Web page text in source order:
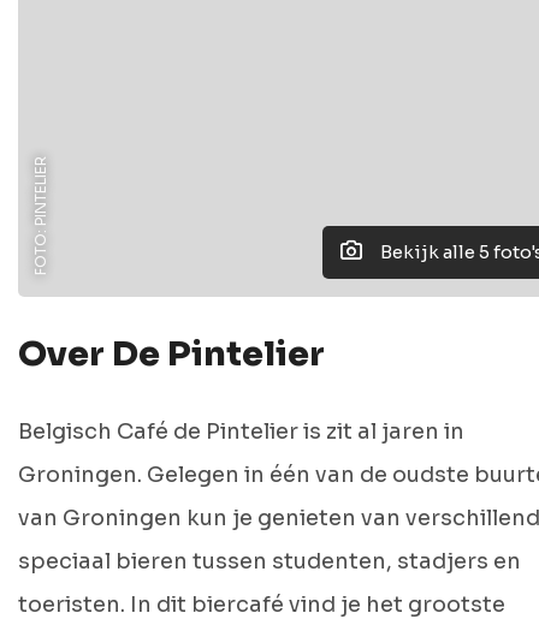
Bekijk alle 5
FOTO: PINTELIER
Over De Pintelier
Belgisch Café de Pintelier is zit al jaren in
Groningen. Gelegen in één van de oudste
van Groningen kun je genieten van
speciaal bieren tussen studenten, stadjers en
toeristen. In dit biercafé vind je het grootste